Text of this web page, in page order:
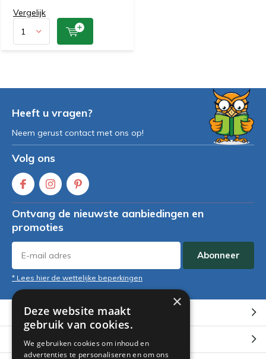
Vergelijk
Heeft u vragen?
Neem gerust contact met ons op!
Volg ons
Ontvang de nieuwste aanbiedingen en
promoties
Abonneer
* Lees hier de wettelijke beperkingen
Klantenservice
Mijn account
×
Deze website maakt
gebruik van cookies.
We gebruiken cookies om inhoud en
advertenties te personaliseren en om ons